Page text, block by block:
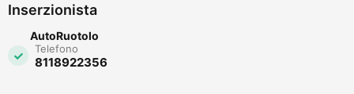
Inserzionista
AutoRuotolo
Telefono
8118922356